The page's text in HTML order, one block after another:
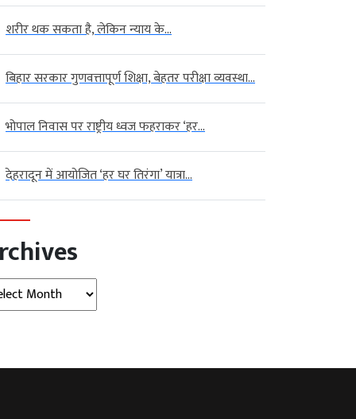
शरीर थक सकता है, लेकिन न्याय के...
बिहार सरकार गुणवत्तापूर्ण शिक्षा, बेहतर परीक्षा व्यवस्था...
भोपाल निवास पर राष्ट्रीय ध्वज फहराकर ‘हर...
देहरादून में आयोजित ‘हर घर तिरंगा’ यात्रा...